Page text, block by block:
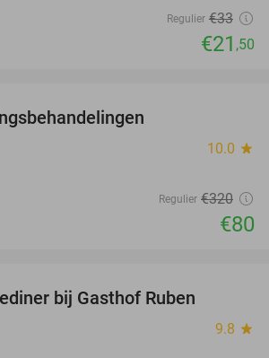
Regulier €33
€21 ,50
10.0 star
Regulier €320
€80
bij Gasthof Ruben
9.8 star